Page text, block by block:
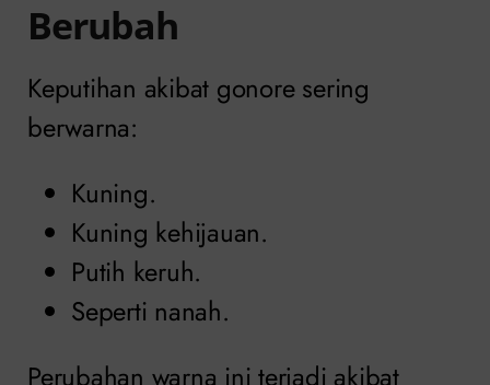
Berubah
Keputihan akibat gonore sering
berwarna:
Kuning.
Kuning kehijauan.
Putih keruh.
Seperti nanah.
Perubahan warna ini terjadi akibat